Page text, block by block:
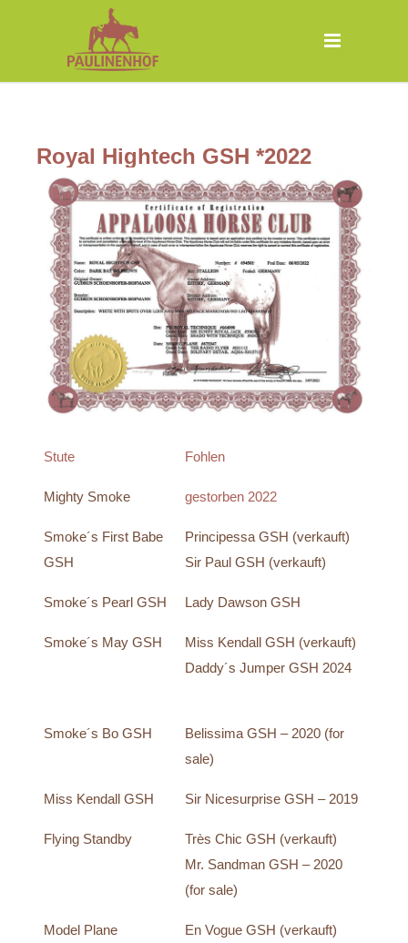
Royal Hightech GSH *2022
Stute Fohlen
Mighty Smoke gestorben 2022
Smoke´s First Babe
GSH
Principessa GSH (verkauft)
Sir Paul GSH (verkauft)
Smoke´s Pearl GSH Lady Dawson GSH
Smoke´s May GSH
Miss Kendall GSH (verkauft)
Daddy´s Jumper GSH 2024
Smoke´s Bo GSH
Belissima GSH – 2020 (for
sale)
Miss Kendall GSH Sir Nicesurprise GSH – 2019
Flying Standby
Très Chic GSH (verkauft)
Mr. Sandman GSH – 2020
(for sale)
Model Plane
En Vogue GSH (verkauft)